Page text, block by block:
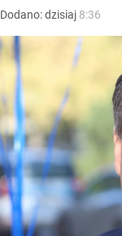
Dodano:dzisiaj 8:36